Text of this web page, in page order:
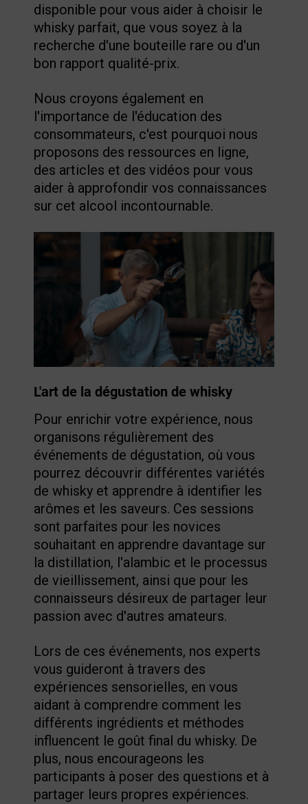
disponible pour vous aider à choisir le
whisky parfait, que vous soyez à la
recherche d'une bouteille rare ou d'un
bon rapport qualité-prix.
Nous croyons également en
l'importance de l'éducation des
consommateurs, c'est pourquoi nous
proposons des ressources en ligne,
des articles et des vidéos pour vous
aider à approfondir vos connaissances
sur cet alcool incontournable.
L'art de la dégustation de whisky
Pour enrichir votre expérience, nous
organisons régulièrement des
événements de dégustation, où vous
pourrez découvrir différentes variétés
de whisky et apprendre à identifier les
arômes et les saveurs. Ces sessions
sont parfaites pour les novices
souhaitant en apprendre davantage sur
la distillation, l'alambic et le processus
de vieillissement, ainsi que pour les
connaisseurs désireux de partager leur
passion avec d'autres amateurs.
Lors de ces événements, nos experts
vous guideront à travers des
expériences sensorielles, en vous
aidant à comprendre comment les
différents ingrédients et méthodes
influencent le goût final du whisky. De
plus, nous encourageons les
participants à poser des questions et à
partager leurs propres expériences.